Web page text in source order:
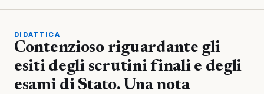
DIDATTICA
Contenzioso riguardante gli
esiti degli scrutini finali e degli
esami di Stato. Una nota